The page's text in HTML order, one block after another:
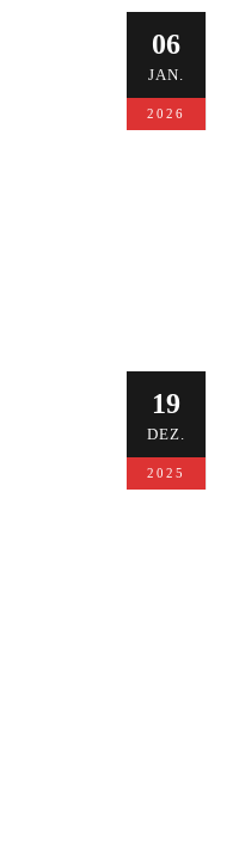
06
JAN.
2026
19
DEZ.
2025